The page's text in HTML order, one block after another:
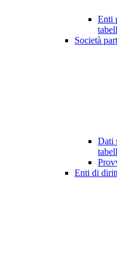
Enti
Società
Dati
Enti di